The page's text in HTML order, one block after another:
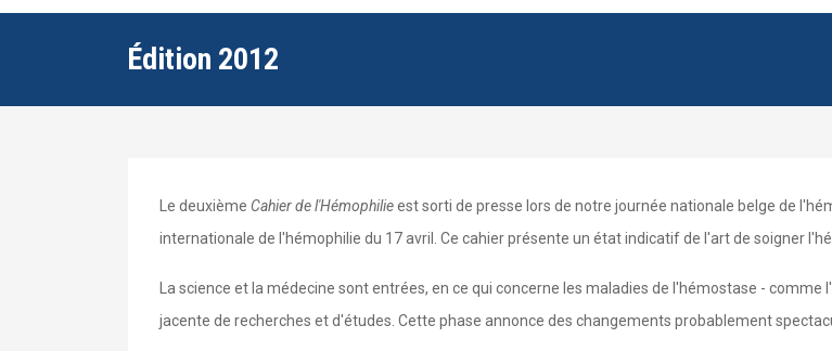
Édition 2012
Le deuxième Cahier de l'Hémophilieest sorti de presse lors de notre journée nationale belge de
internationale de l'hémophilie du 17 avril. Ce cahier présente un état indicatif de l'art de soigner
La science et la médecine sont entrées, en ce qui concerne les maladies de l'hémostase -
jacente de recherches et d'études. Cette phase annonce des changements probablement